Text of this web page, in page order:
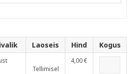
Laoseis Hind Kogus
Tellimisel
4,00 €